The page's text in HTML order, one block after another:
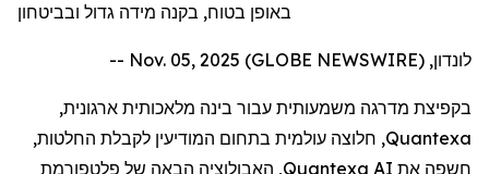
באופן בטוח, בקנה מידה גדול ובביטחון
לונדון, Nov. 05, 2025 (GLOBE NEWSWIRE) --
בקפיצת מדרגה משמעותית עבור בינה מלאכותית ארגונית,
Quantexa, חלוצה עולמית בתחום המודיעין לקבלת החלטות,
חשפה את Quantexa AI, האבולוציה הבאה של פלטפורמת